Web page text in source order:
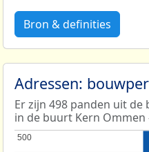
Bron & definities
Adressen:
Er zijn 498 panden uit
in de buurt Kern Ommen
500
500